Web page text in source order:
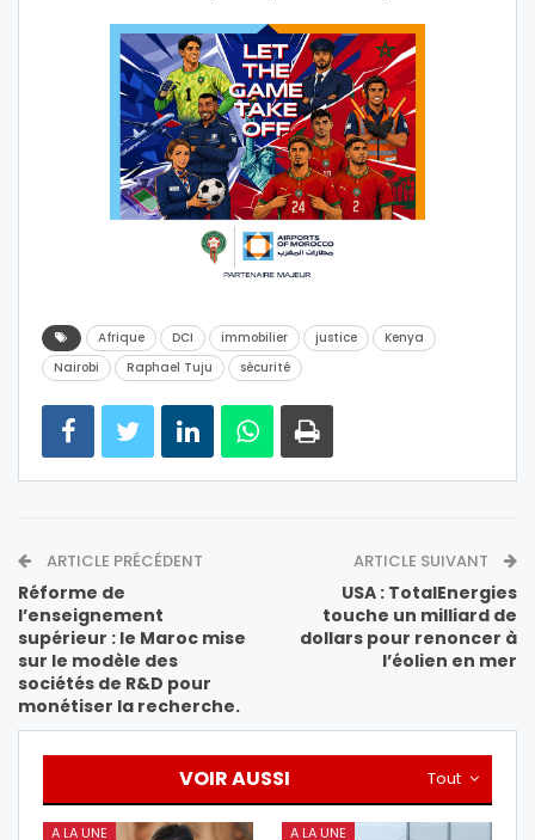
Afrique DCI immobilier justice
Kenya
Nairobi
Raphael Tuju sécurité
ARTICLE PRÉCÉDENT
Réforme de
l’enseignement
supérieur : le Maroc mise
sur le modèle des
sociétés de R&D pour
monétiser la recherche.
ARTICLE SUIVANT
USA : TotalEnergies
touche un milliard de
dollars pour renoncer à
l’éolien en mer
Tout
VOIR AUSSI
A LA UNE A LA UNE